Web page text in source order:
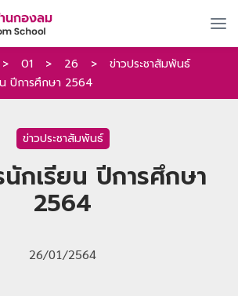
> 01 > 26 >
ข่าวประชาสัมพันธ์
ปีการศึกษา 2564
ข่าวประชาสัมพันธ์
กเรียน ปีการศึกษา
2564
26/01/2564